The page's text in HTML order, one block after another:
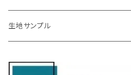
H23/10～R3/3 260系
アルファード/ヴェルファイアＨＶ
H27/9～R3/10 URJ201W
ＮＸ
H24/6～ E26 5・6人乗
H14/10～R2/3 Z11・Z12
キックス
H26/9～ S500系
H28/12～R1/7 LA600/610
ジャスティ
R2/10～ DREJ3P
アクセラ/アクセラ・スポーツ
R2/6～ LA900/910S
タント
H17/5～H27/10 TA/TD系
エブリィ
H31/3～ ｅｋクロス
R4/6～ B5AW
アイミーブ
H26/12～R2/2 JF1/2
NBOXジョイ
R3/6～ CDD系
H23/2～ 7N系
Tクロス
H26/7～R4/2
ＣＬＡクラス
ラグマットセカンド（L）
生地サンプル